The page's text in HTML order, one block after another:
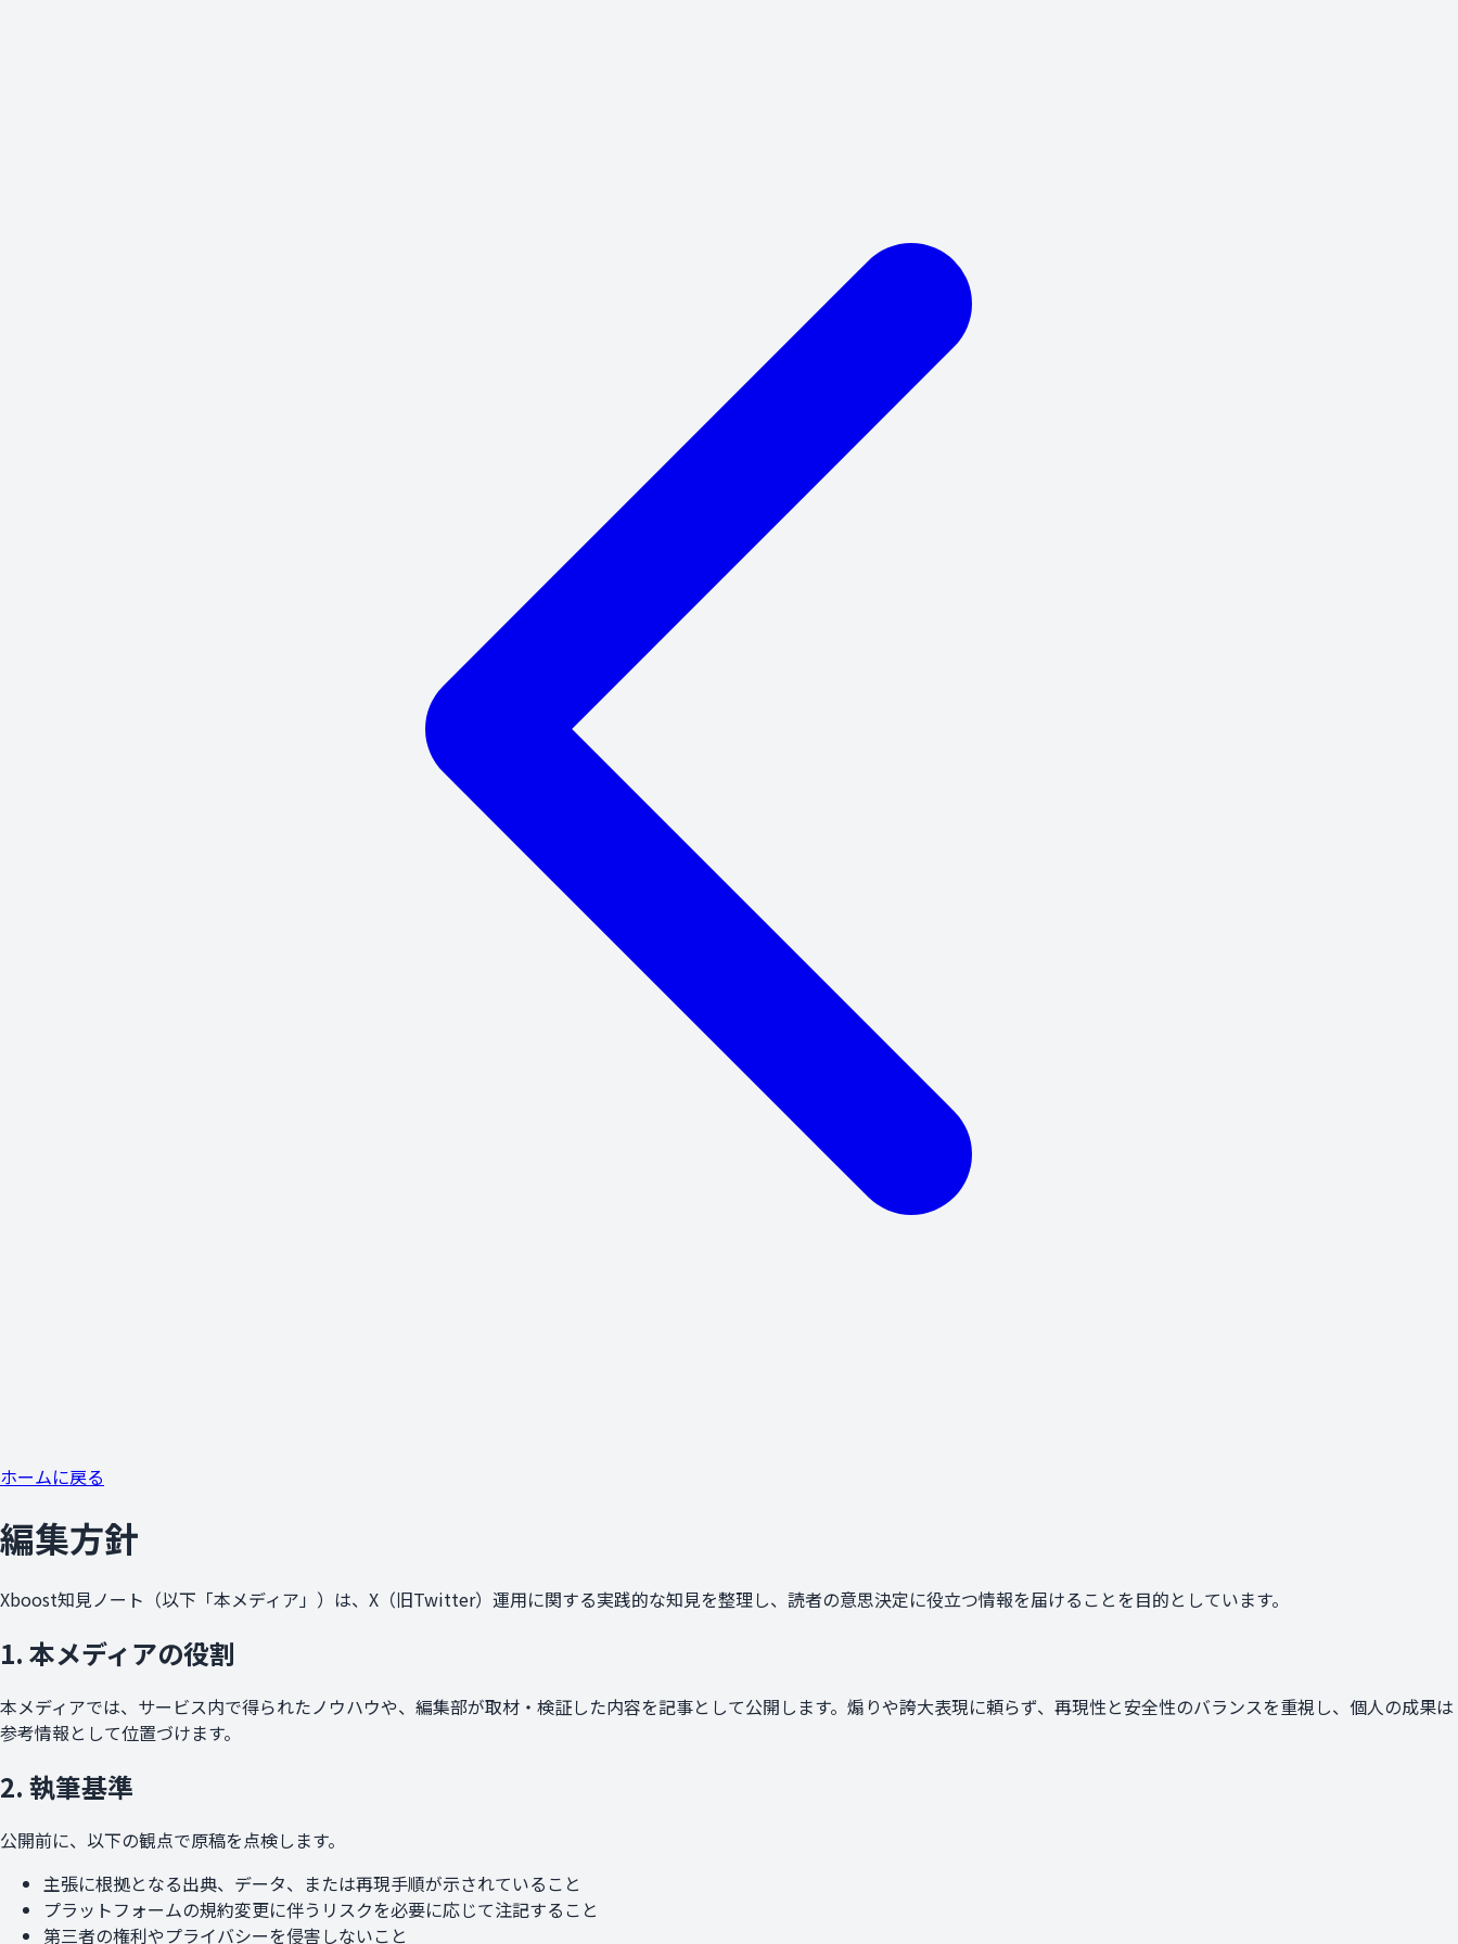
ホームに戻る
編集方針
Xboost知見ノート（以下「本メディア」）は、X（旧Twitter）運用に関する実践的な知見を整理し、読者の意思決定に役立つ情報を届けることを目的としています。
1. 本メディアの役割
本メディアでは、サービス内で得られたノウハウや、編集部が取材・検証した内容を記事として公開します。煽りや誇大表現に頼らず、再現性と安全性のバランスを重視し、個人の成果は
参考情報として位置づけます。
2. 執筆基準
公開前に、以下の観点で原稿を点検します。
主張に根拠となる出典、データ、または再現手順が示されていること
プラットフォームの規約変更に伴うリスクを必要に応じて注記すること
第三者の権利やプライバシーを侵害しないこと